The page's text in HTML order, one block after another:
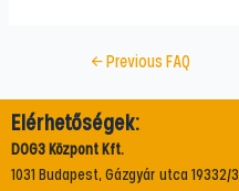
←Previous FAQ
Elérhetőségek:
DOG3 Központ Kft.
1031 Budapest, Gázgyár utca 19332/3